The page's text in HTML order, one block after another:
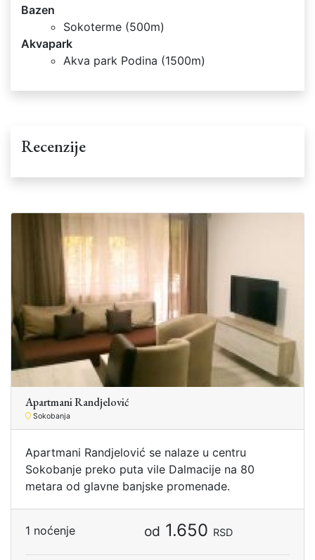
Bazen
Sokoterme (500m)
Akvapark
Akva park Podina (1500m)
Recenzije
Apartmani Randjelović
Sokobanja
Apartmani Randjelović se nalaze u centru
Sokobanje preko puta vile Dalmacije na 80
metara od glavne banjske promenade.
1 noćenje od 1.650 RSD